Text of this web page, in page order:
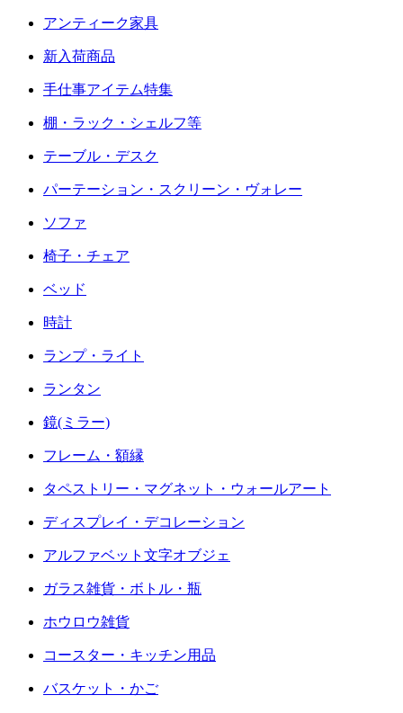
アンティーク家具
新入荷商品
手仕事アイテム特集
棚・ラック・シェルフ等
テーブル・デスク
パーテーション・スクリーン・ヴォレー
ソファ
椅子・チェア
ベッド
時計
ランプ・ライト
ランタン
鏡(ミラー)
フレーム・額縁
タペストリー・マグネット・ウォールアート
ディスプレイ・デコレーション
アルファベット文字オブジェ
ガラス雑貨・ボトル・瓶
ホウロウ雑貨
コースター・キッチン用品
バスケット・かご